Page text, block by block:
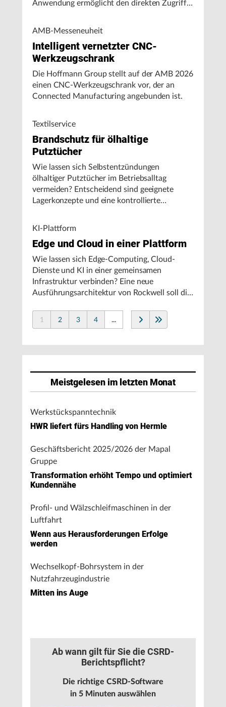
Anwendung ermöglicht den direkten Zugriff
Energieverbrauch.
AMB-Messeneuheit
Intelligent vernetzter CNC-
Werkzeugschrank
Die Hoffmann Group stellt auf der AMB 2026
einen CNC-Werkzeugschrank vor, der an
Connected Manufacturing angebunden ist.
Textilservice
Brandschutz für ölhaltige
Putztücher
Wie lassen sich Selbstentzündungen
ölhaltiger Putztücher im Betriebsalltag
vermeiden? Entscheidend sind geeignete
Lagerkonzepte und eine kontrollierte
KI-Plattform
Edge und Cloud in einer Plattform
Wie lassen sich Edge-Computing, Cloud-
Dienste und KI in einer gemeinsamen
Infrastruktur verbinden? Eine neue
Ausführungsarchitektur von Rockwell soll die
vereinfachen und den autonomen
Fertigungsbetrieb unterstützen.
1 2 3 4 ...
Meistgelesen im letzten Monat
Werkstückspanntechnik
HWR liefert fürs Handling von Hermle
Geschäftsbericht 2025/2026 der Mapal
Gruppe
Transformation erhöht Tempo und optimiert
Kundennähe
Profil- und Wälzschleifmaschinen in der
Luftfahrt
Wenn aus Herausforderungen Erfolge
werden
Wechselkopf-Bohrsystem in der
Nutzfahrzeugindustrie
Mitten ins Auge
Ab wann gilt für Sie die CSRD-
Berichtspflicht?
Die richtige CSRD-Software
in 5 Minuten auswählen